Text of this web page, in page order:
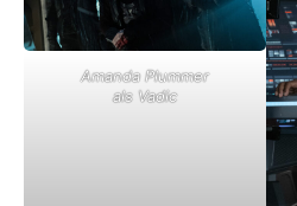
Amanda Plummer
als Vadic